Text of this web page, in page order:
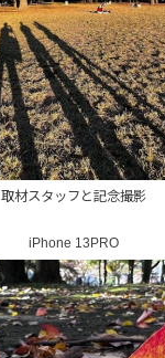
取材スタッフと記念撮影
iPhone 13PRO